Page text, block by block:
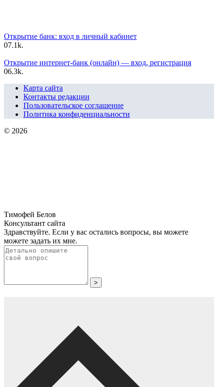
Открытие банк: вход в личный кабинет
07.1k.
Открытие интернет-банк (онлайн) — вход, регистрация
06.3k.
Карта сайта
Контакты редакции
Пользовательское соглашение
Политика конфиденциальности
© 2026
Тимофей Белов
Консультант сайта
Здравствуйте. Если у вас остались вопросы, вы можете
можете задать их мне.
>